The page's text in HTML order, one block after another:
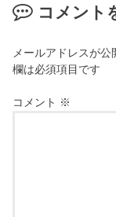
コメント
メールアドレスが公
欄は必須項目です
コメント ※